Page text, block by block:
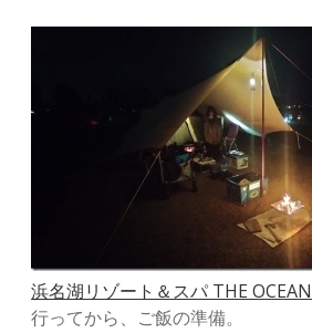
浜名湖リゾート＆スパ THE OCEAN
行ってから、ご飯の準備。